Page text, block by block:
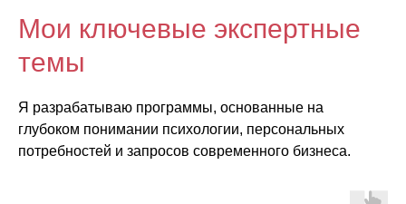
Мои ключевые экспертные
темы
Я разрабатываю программы, основанные на
глубоком понимании психологии, персональных
потребностей и запросов современного бизнеса.